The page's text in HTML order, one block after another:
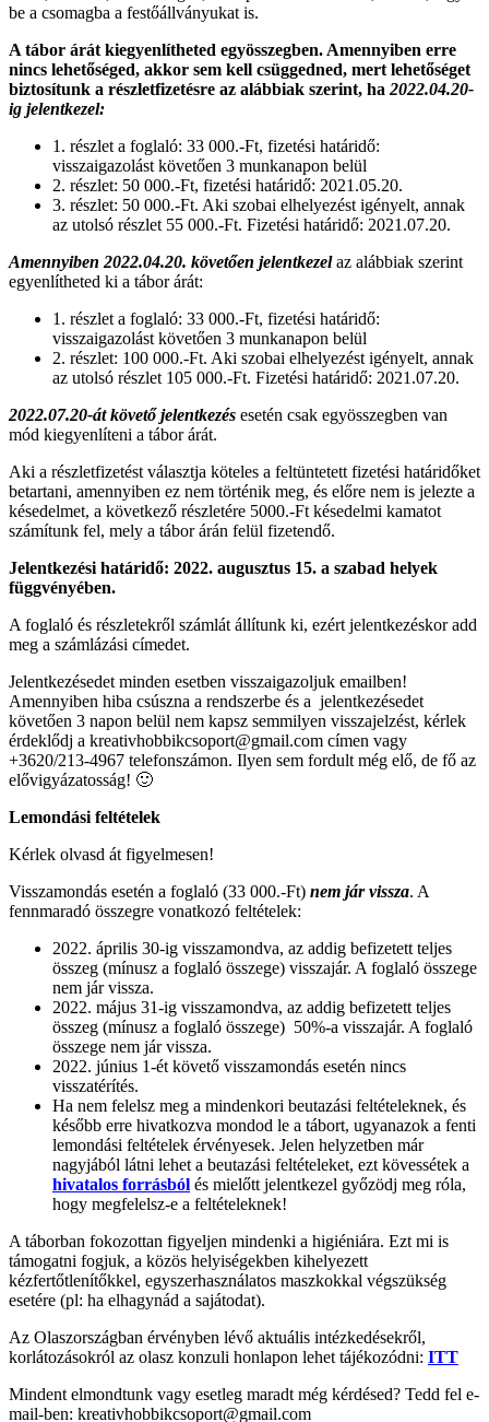
be a csomagba a festőállványukat is.
A tábor árát kiegyenlítheted egyösszegben. Amennyiben erre
nincs lehetőséged, akkor sem kell csüggedned, mert lehetőséget
biztosítunk a részletfizetésre az alábbiak szerint, ha 2022.04.20-
ig jelentkezel:
1. részlet a foglaló: 33 000.-Ft, fizetési határidő:
visszaigazolást követően 3 munkanapon belül
2. részlet: 50 000.-Ft, fizetési határidő: 2021.05.20.
3. részlet: 50 000.-Ft. Aki szobai elhelyezést igényelt, annak
az utolsó részlet 55 000.-Ft. Fizetési határidő: 2021.07.20.
Amennyiben 2022.04.20. követően jelentkezelaz alábbiak szerint
egyenlítheted ki a tábor árát:
1. részlet a foglaló: 33 000.-Ft, fizetési határidő:
visszaigazolást követően 3 munkanapon belül
2. részlet: 100 000.-Ft. Aki szobai elhelyezést igényelt, annak
az utolsó részlet 105 000.-Ft. Fizetési határidő: 2021.07.20.
2022.07.20-át követő jelentkezés esetén csak egyösszegben van
mód kiegyenlíteni a tábor árát.
Aki a részletfizetést választja köteles a feltüntetett fizetési határidőket
betartani, amennyiben ez nem történik meg, és előre nem is jelezte a
késedelmet, a következő részletére 5000.-Ft késedelmi kamatot
számítunk fel, mely a tábor árán felül fizetendő.
Jelentkezési határidő: 2022. augusztus 15. a szabad helyek
függvényében.
A foglaló és részletekről számlát állítunk ki, ezért jelentkezéskor add
meg a számlázási címedet.
Jelentkezésedet minden esetben visszaigazoljuk emailben!
Amennyiben hiba csúszna a rendszerbe és a jelentkezésedet
követően 3 napon belül nem kapsz semmilyen visszajelzést, kérlek
érdeklődj a kreativhobbikcsoport@gmail.com címen vagy
+3620/213-4967 telefonszámon. Ilyen sem fordult még elő, de fő az
elővigyázatosság! 🙂
Lemondási feltételek
Kérlek olvasd át figyelmesen!
Visszamondás esetén a foglaló (33 000.-Ft) nem jár vissza. A
fennmaradó összegre vonatkozó feltételek:
2022. április 30-ig visszamondva, az addig befizetett teljes
összeg (mínusz a foglaló összege) visszajár. A foglaló összege
nem jár vissza.
2022. május 31-ig visszamondva, az addig befizetett teljes
összeg (mínusz a foglaló összege) 50%-a visszajár. A foglaló
összege nem jár vissza.
2022. június 1-ét követő visszamondás esetén nincs
visszatérítés.
Ha nem felelsz meg a mindenkori beutazási feltételeknek, és
később erre hivatkozva mondod le a tábort, ugyanazok a fenti
lemondási feltételek érvényesek. Jelen helyzetben már
nagyjából látni lehet a beutazási feltételeket, ezt kövessétek a
hivatalos forrásból és mielőtt jelentkezel győzödj meg róla,
hogy megfelelsz-e a feltételeknek!
A táborban fokozottan figyeljen mindenki a higiéniára. Ezt mi is
támogatni fogjuk, a közös helyiségekben kihelyezett
kézfertőtlenítőkkel, egyszerhasználatos maszkokkal végszükség
esetére (pl: ha elhagynád a sajátodat).
Az Olaszországban érvényben lévő aktuális intézkedésekről,
korlátozásokról az olasz konzuli honlapon lehet tájékozódni: ITT
Mindent elmondtunk vagy esetleg maradt még kérdésed? Tedd fel e-
mail-ben: kreativhobbikcsoport@gmail.com